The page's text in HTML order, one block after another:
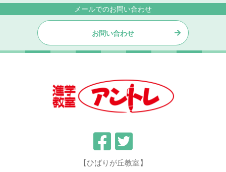
メールでのお問い合わせ
お問い合わせ
【ひばりが丘教室】